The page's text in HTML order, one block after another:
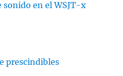
sonido en el WSJT-x
prescindibles